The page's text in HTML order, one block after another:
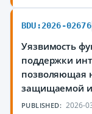
BDU:2026-02676
Уязвимость
поддержки
позволяющая
защищаемой
PUBLISHED: 2026-